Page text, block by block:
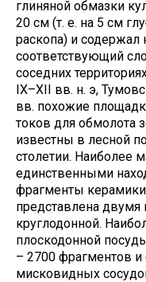
глиняной обмазки
20 см (т. е. на 5 см
раскопа) и содержал
соответствующий
соседних
IX–XII вв. н. э,
вв. похожие
токов для обмолота
известны в лесной
столетии. Наиболее
единственными
фрагменты
представлена двумя
круглодонной.
плоскодонной
– 2700 фрагментов
мисковидных